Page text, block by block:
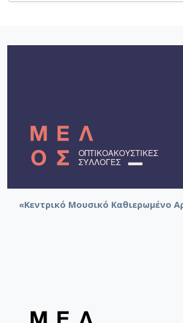
«Κεντρικό Μουσικό Καθιερωμένο